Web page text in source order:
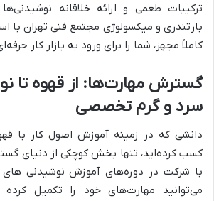
ترکیبات طعمی و ارائه خلاقانه
بارتندری و میکسولوژی مجتمع فنی تهران با
کاملاً مجهز، شما را برای ورود به بازار کار
گسترش مهارت‌ها: از قهوه تا
سرد و گرم تخصصی
دانشی که در زمینه آموزش اصول کار با
کسب کرده‌اید، تنها بخش کوچکی از دنیای
با شرکت در دوره‌های آموزش نوشیدنی
می‌توانید مهارت‌های خود را تکمیل